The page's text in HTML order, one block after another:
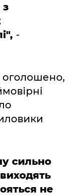
-
оголошено,
сильно
не